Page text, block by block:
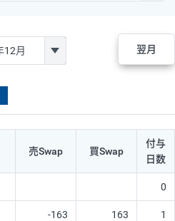
翌月
売Swap 買Swap
付与
日数
0
-163 163 1